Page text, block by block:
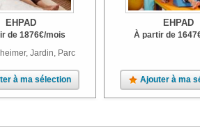
EHPAD
de1876€/mois
Jardin, Parc
à ma sélection
EHPAD
À partir de 1647
Ajouter à ma